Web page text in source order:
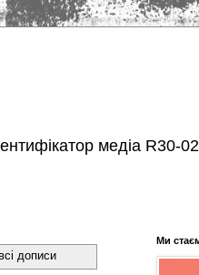
медіа R30-
дописи
Ми